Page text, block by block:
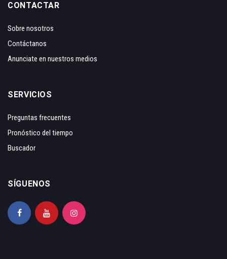
CONTACTAR
Sobre nosotros
Contáctanos
Anunciate en nuestros medios
SERVICIOS
Preguntas frecuentes
Pronóstico del tiempo
Buscador
SÍGUENOS